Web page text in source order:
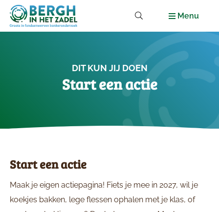
Menu
DIT KUN JIJ DOEN
Start een actie
Start een actie
Maak je eigen actiepagina! Fiets je mee in 2027, wil je
koekjes bakken, lege flessen ophalen met je klas, of